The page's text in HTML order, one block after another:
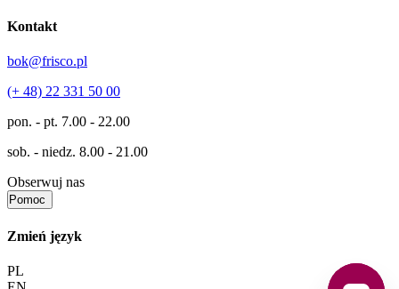
Kontakt
bok@frisco.pl
(+ 48) 22 331 50 00
pon. - pt. 7.00 - 22.00
sob. - niedz. 8.00 - 21.00
Obserwuj nas
Pomoc
Zmień język
PL